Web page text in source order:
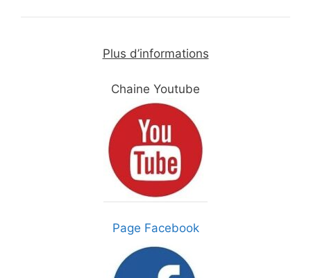
Plus d’informations
Chaine Youtube
Page Facebook